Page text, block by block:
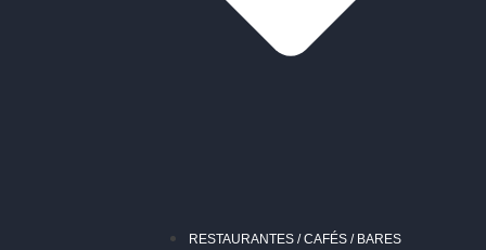
RESTAURANTES / CAFÉS / BARES